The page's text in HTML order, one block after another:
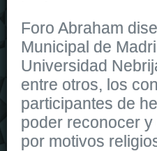
Foro Abraham
Municipal de
Universidad
entre otros, los
participantes de
poder reconocer
por motivos